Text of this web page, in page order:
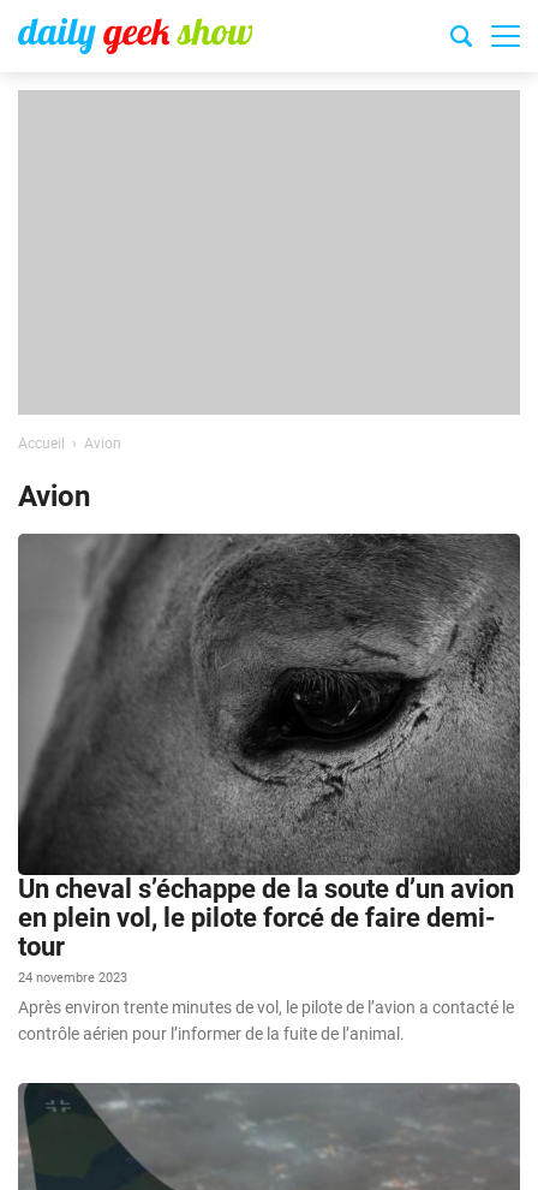
Accueil Avion
Avion
Un cheval s’échappe de la soute d’un avion
en plein vol, le pilote forcé de faire demi-
tour
24 novembre 2023
Après environ trente minutes de vol, le pilote de l’avion a contacté le
contrôle aérien pour l’informer de la fuite de l’animal.